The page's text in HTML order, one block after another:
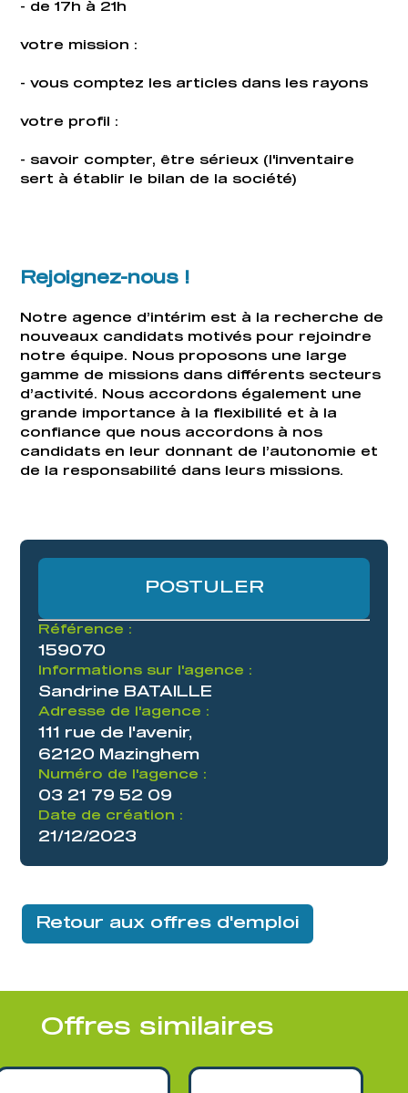
- de 17h à 21h
votre mission :
- vous comptez les articles dans les rayons
votre profil :
- savoir compter, être sérieux (l'inventaire
sert à établir le bilan de la société)
Rejoignez-nous !
Notre agence d’intérim est à la recherche de
nouveaux candidats motivés pour rejoindre
notre équipe. Nous proposons une large
gamme de missions dans différents secteurs
d’activité. Nous accordons également une
grande importance à la flexibilité et à la
confiance que nous accordons à nos
candidats en leur donnant de l’autonomie et
de la responsabilité dans leurs missions.
POSTULER
Référence :
159070
Informations sur l'agence :
Sandrine BATAILLE
Adresse de l'agence :
111 rue de l'avenir,
62120 Mazinghem
Numéro de l'agence :
03 21 79 52 09
Date de création :
21/12/2023
Retour aux offres d'emploi
Offres similaires